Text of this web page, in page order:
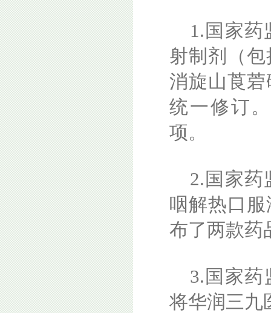
1.国家药
射制剂（
消旋山莨
统一修订
项。
2.国家药
咽解热口
布了两款药
3.国家药
将华润三九